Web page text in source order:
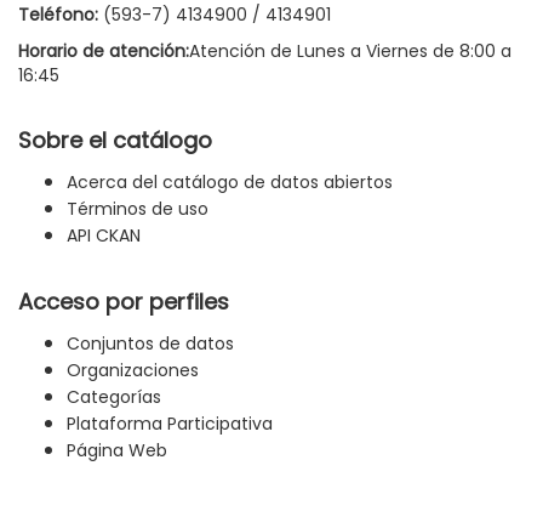
Teléfono: (593-7) 4134900 / 4134901
Horario de atención:Atención de Lunes a Viernes de 8:00 a
16:45
Sobre el catálogo
Acerca del catálogo de datos abiertos
Términos de uso
API CKAN
Acceso por perfiles
Conjuntos de datos
Organizaciones
Categorías
Plataforma Participativa
Página Web